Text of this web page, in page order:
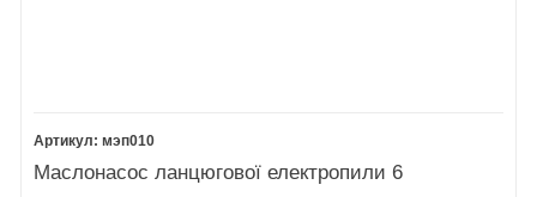
мэп010
Маслонасос ланцюгової електропили 6